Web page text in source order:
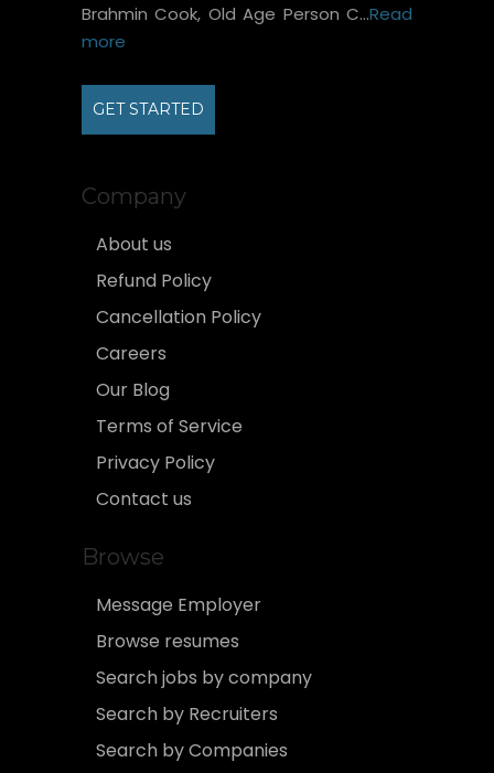
Brahmin Cook, Old Age Person C...Read
more
GET STARTED
Company
About us
Refund Policy
Cancellation Policy
Careers
Our Blog
Terms of Service
Privacy Policy
Contact us
Browse
Message Employer
Browse resumes
Search jobs by company
Search by Recruiters
Search by Companies